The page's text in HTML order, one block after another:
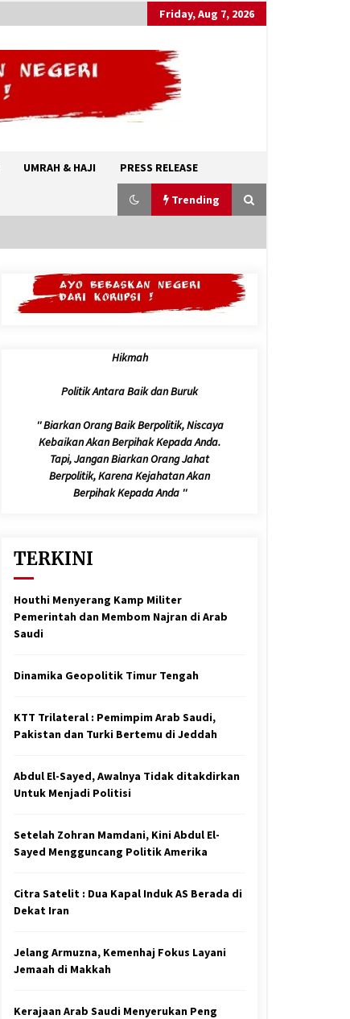
Friday, Aug 7, 2026
UMRAH & HAJI PRESS RELEASE
Trending
Abdul El-Sayed, Awalnya Tidak
ditakdirkan Untuk Menjadi Politisi
May 17, 2026
Bapenda Provinsi Banten Gandeng
Politisi PKB Gelar Penyuluhan
Optimalisasi Pajak Daerah di Kota
Tangerang
April 24, 2026
yang Mungkin Terjadi ?
February 7, 2026
Hikmah
Politik Antara Baik dan Buruk
'' Biarkan Orang Baik Berpolitik, Niscaya
Kebaikan Akan Berpihak Kepada Anda.
Tapi, Jangan Biarkan Orang Jahat
Berpolitik, Karena Kejahatan Akan
Berpihak Kepada Anda ''
TERKINI
Houthi Menyerang Kamp Militer
Pemerintah dan Membom Najran di Arab
Saudi
Dinamika Geopolitik Timur Tengah
KTT Trilateral : Pemimpim Arab Saudi,
Pakistan dan Turki Bertemu di Jeddah
Abdul El-Sayed, Awalnya Tidak ditakdirkan
Untuk Menjadi Politisi
Setelah Zohran Mamdani, Kini Abdul El-
Sayed Mengguncang Politik Amerika
Citra Satelit : Dua Kapal Induk AS Berada di
Dekat Iran
Jelang Armuzna, Kemenhaj Fokus Layani
Jemaah di Makkah
Kerajaan Arab Saudi Menyerukan Peng